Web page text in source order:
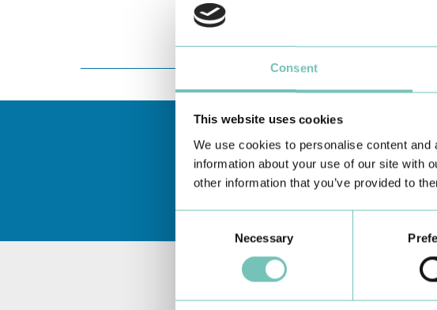
Consent
This website uses cookies
We use cookies to personalise content
information about your use of our site with
other information that you’ve provided to
Selection
Necessary